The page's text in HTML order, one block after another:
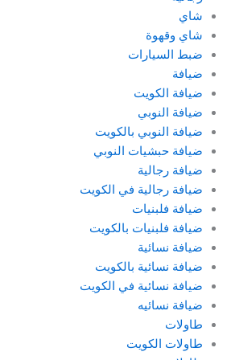
شاي
شاي وقهوة
ضبط السيارات
ضيافة
ضيافة الكويت
ضيافة النوبي
ضيافة النوبي بالكويت
ضيافة حبشيات النوبي
ضيافة رجالية
ضيافة رجالية في الكويت
ضيافة فلبنيات
ضيافة فلبنيات بالكويت
ضيافة نسائية
ضيافة نسائية بالكويت
ضيافة نسائية في الكويت
ضيافة نسائيه
طاولات
طاولات الكويت